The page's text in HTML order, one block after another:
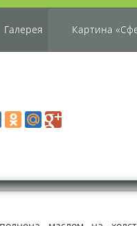
Галерея Картина